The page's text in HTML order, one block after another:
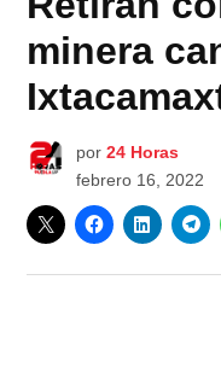
minera
por 24 Horas
febrero 16, 2022